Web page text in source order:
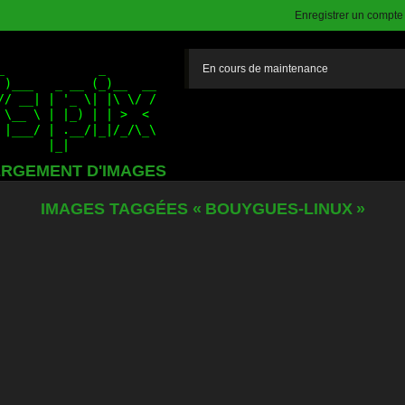
Enregistrer un
D'IMAGES
En cours de maintenance
IMAGES TAGGÉES « BOUYGUES-LINUX »